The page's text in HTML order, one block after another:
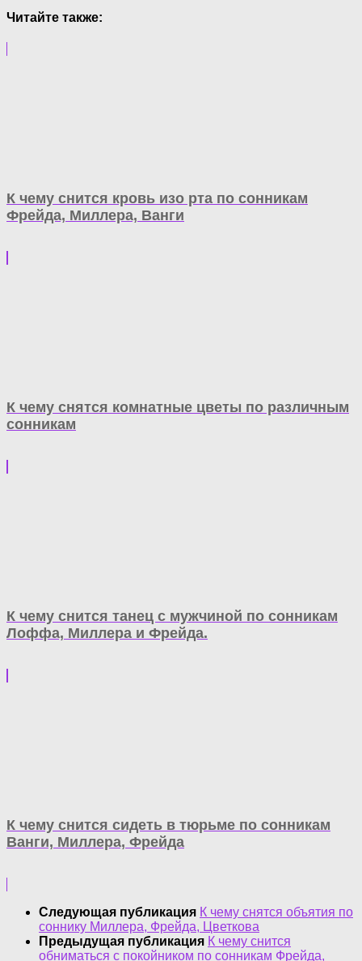
Читайте также:
К чему снится кровь изо рта по сонникам
Фрейда, Миллера, Ванги
К чему снятся комнатные цветы по различным
сонникам
К чему снится танец с мужчиной по сонникам
Лоффа, Миллера и Фрейда.
К чему снится сидеть в тюрьме по сонникам
Ванги, Миллера, Фрейда
Следующая публикация К чему снятся объятия по
соннику Миллера, Фрейда, Цветкова
Предыдущая публикация К чему снится
обниматься с покойником по сонникам Фрейда,